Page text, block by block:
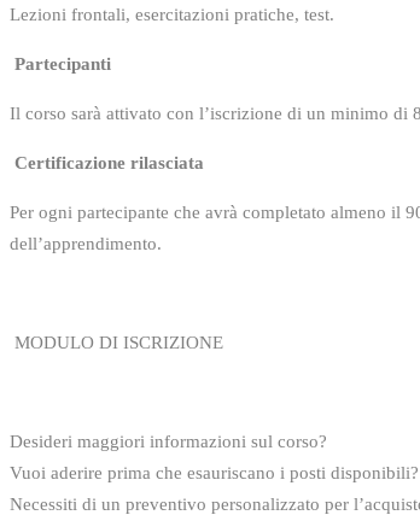
Lezioni frontali, esercitazioni pratiche, test.
Partecipanti
Il corso sarà attivato con l’iscrizione di un minimo di
Certificazione rilasciata
Per ogni partecipante che avrà completato almeno il
dell’apprendimento.
MODULO DI ISCRIZIONE
Desideri maggiori informazioni sul corso?
Vuoi aderire prima che esauriscano i posti disponibili?
Necessiti di un preventivo personalizzato per